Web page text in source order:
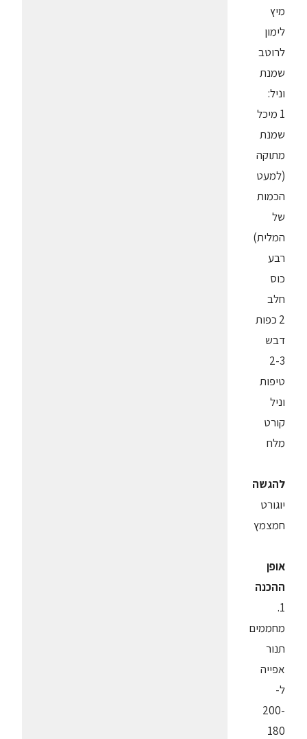
מיץ
לימון
לרוטב
שמנת
וניל:
1 מיכל
שמנת
מתוקה
(למעט
הכמות
של
המלית)
רבע
כוס
חלב
2 כפות
דבש
2-3
טיפות
וניל
קורט
מלח
להגשה
יוגורט
חמצמץ
אופן
ההכנה
1.
מחממים
תנור
אפייה
ל-
200-
180